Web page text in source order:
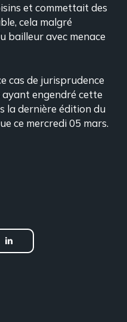
et commettait des
cela malgré
bailleur avec menace
cas de jurisprudence
engendré cette
la dernière édition du
ce mercredi 05 mars.